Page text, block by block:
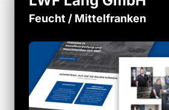
Feucht / Mittelfranken